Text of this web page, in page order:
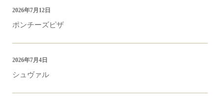
ポンチーズピザ
2026年7月12日
シュヴァル
2026年7月4日